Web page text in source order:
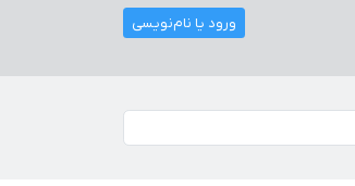
ورود یا نام‌نویسی